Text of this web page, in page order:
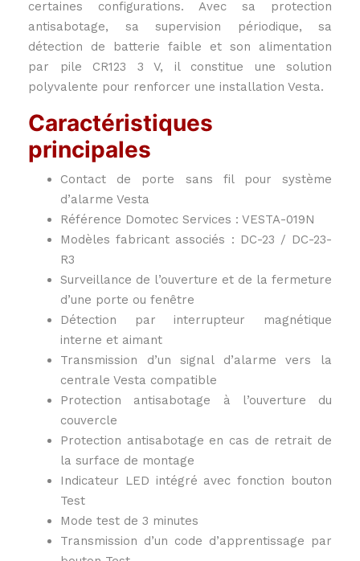
certaines configurations. Avec sa protection
antisabotage, sa supervision périodique, sa
détection de batterie faible et son alimentation
par pile CR123 3 V, il constitue une solution
polyvalente pour renforcer une installation Vesta.
Caractéristiques
principales
Contact de porte sans fil pour système
d’alarme Vesta
Référence Domotec Services : VESTA-019N
Modèles fabricant associés : DC-23 / DC-23-
R3
Surveillance de l’ouverture et de la fermeture
d’une porte ou fenêtre
Détection par interrupteur magnétique
interne et aimant
Transmission d’un signal d’alarme vers la
centrale Vesta compatible
Protection antisabotage à l’ouverture du
couvercle
Protection antisabotage en cas de retrait de
la surface de montage
Indicateur LED intégré avec fonction bouton
Test
Mode test de 3 minutes
Transmission d’un code d’apprentissage par